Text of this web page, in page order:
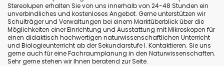
Stereolupen erhalten Sie von uns innerhalb von 24-48 Stunden ein
unverbindliches und kostenloses Angebot. Gerne unterstützen wir
Schulträger und Verwaltungen bei einem Marktüberblick über die
Möglichkeiten einer Einrichtung und Ausstattung mit Mikroskopen für
einen didaktisch hochwertigen naturwissenschaftlichen Unterricht
und Biologieunterricht ab der Sekundarstufe I. Kontaktieren. Sie uns
gerne auch für eine Fachraumplanung in den Naturwissenschaften.
Sehr gerne stehen wir Ihnen beratend zur Seite.